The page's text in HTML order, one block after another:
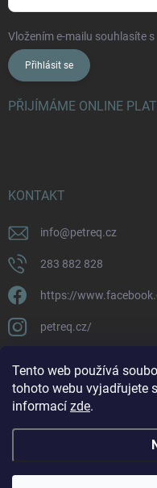
Tento web používá
tohoto webu vyjadřujete
informací zde.
Vložením e-mailu souhlasíte s
Přihlásit se
PŘIJÍMÁME ONLINE
KONTAKT
info@petreq.cz
283 882 828
https://
petreq.cz/